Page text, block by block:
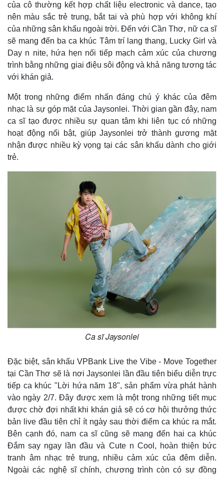
Pháp luật
Vụ án
Tin nóng
Tư vấn luật
Quân sự - Quốc phòng
Vũ khí
Việt Nam
Phân tích
của cô thường kết hợp chất liệu electronic và dance, tạo
nên màu sắc trẻ trung, bắt tai và phù hợp với không khí
của những sân khấu ngoài trời. Đến với Cần Thơ, nữ ca sĩ
sẽ mang đến ba ca khúc Tâm trí lang thang, Lucky Girl và
Day n nite, hứa hẹn nối tiếp mạch cảm xúc của chương
trình bằng những giai điệu sôi động và khả năng tương tác
với khán giả.
Một trong những điểm nhấn đáng chú ý khác của đêm
nhạc là sự góp mặt của Jaysonlei. Thời gian gần đây, nam
ca sĩ tạo được nhiều sự quan tâm khi liên tục có những
hoạt động nổi bật, giúp Jaysonlei trở thành gương mặt
nhận được nhiều kỳ vọng tại các sân khấu dành cho giới
trẻ.
Ca sĩ Jaysonlei
Đặc biệt, sân khấu VPBank Live the Vibe - Move Together
tại Cần Thơ sẽ là nơi Jaysonlei lần đầu tiên biểu diễn trực
tiếp ca khúc "Lời hứa năm 18", sản phẩm vừa phát hành
vào ngày 2/7. Đây được xem là một trong những tiết mục
được chờ đợi nhất khi khán giả sẽ có cơ hội thưởng thức
bản live đầu tiên chỉ ít ngày sau thời điểm ca khúc ra mắt.
Bên cạnh đó, nam ca sĩ cũng sẽ mang đến hai ca khúc
Đắm say ngay lần đầu và Cute n Cool, hoàn thiện bức
tranh âm nhạc trẻ trung, nhiều cảm xúc của đêm diễn.
Ngoài các nghệ sĩ chính, chương trình còn có sự đồng